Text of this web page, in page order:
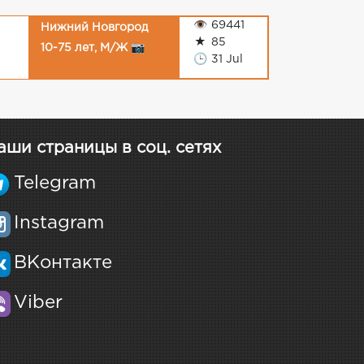
Нижний Новгород
10-75 лет, М/Ж 📷
👁 69441
★
85
🕒 31 Jul
страницы в соц. сетях
Telegram
Instagram
ВКонтакте
Viber